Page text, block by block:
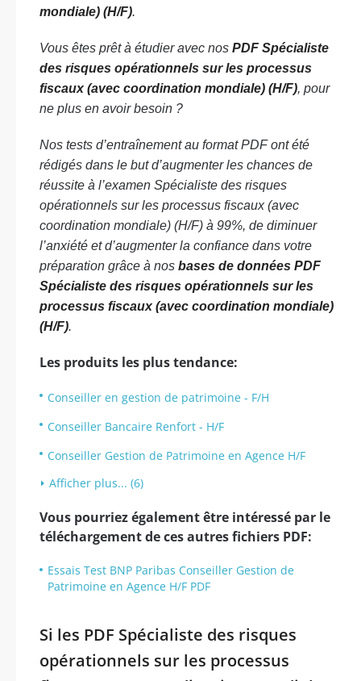
mondiale) (H/F).
Vous êtes prêt à étudier avec nos PDF Spécialiste
des risques opérationnels sur les processus
fiscaux (avec coordination mondiale) (H/F), pour
ne plus en avoir besoin ?
Nos tests d’entraînement au format PDF ont été
rédigés dans le but d’augmenter les chances de
réussite à l’examen Spécialiste des risques
opérationnels sur les processus fiscaux (avec
coordination mondiale) (H/F) à 99%, de diminuer
l’anxiété et d’augmenter la confiance dans votre
préparation grâce à nos bases de données PDF
Spécialiste des risques opérationnels sur les
processus fiscaux (avec coordination mondiale)
(H/F).
Les produits les plus tendance:
Conseiller en gestion de patrimoine - F/H
Conseiller Bancaire Renfort - H/F
Conseiller Gestion de Patrimoine en Agence H/F
Afficher plus... (6)
Vous pourriez également être intéressé par le
téléchargement de ces autres fichiers PDF:
Essais Test BNP Paribas Conseiller Gestion de
Patrimoine en Agence H/F PDF
Si les PDF Spécialiste des risques
opérationnels sur les processus